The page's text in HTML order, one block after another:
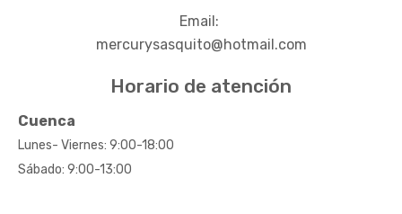
Email:
mercurysasquito@hotmail.com
Horario de atención
Cuenca
Lunes- Viernes: 9:00-18:00
Sábado: 9:00-13:00